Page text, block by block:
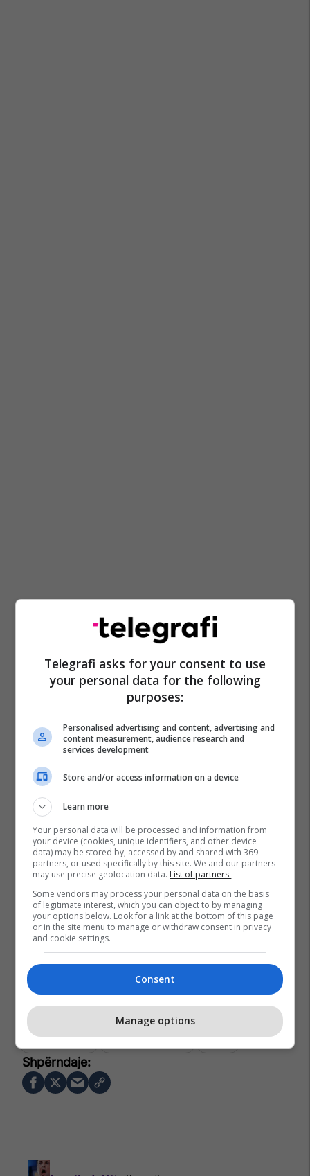
Telegrafi asks for your consent to use
your personal data for the following
purposes:
Personalised advertising and content, advertising and
content measurement, audience research and
services development
Store and/or access information on a device
Learn more
Your personal data will be processed and information from
your device (cookies, unique identifiers, and other device
data) may be stored by, accessed by and shared with 369
partners, or used specifically by this site. We and our partners
may use precise geolocation data. List of partners.
Some vendors may process your personal data on the basis
of legitimate interest, which you can object to by managing
your options below. Look for a link at the bottom of this page
or in the site menu to manage or withdraw consent in privacy
and cookie settings.
Consent
Manage options